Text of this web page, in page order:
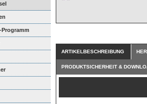
ARTIKELBESCHREIBUNG
PRODUKTSICHERHEIT &